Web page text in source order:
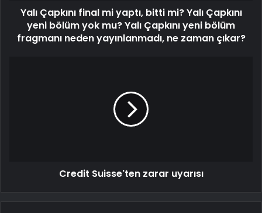
Yalı Çapkını final mi yaptı, bitti mi? Yalı Çapkını
yeni bölüm yok mu? Yalı Çapkını yeni bölüm
fragmanı neden yayınlanmadı, ne zaman çıkar?
Credit Suisse'ten zarar uyarısı